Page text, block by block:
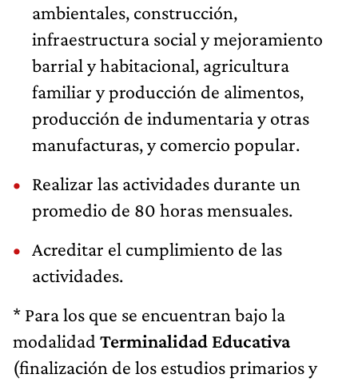
ambientales, construcción,
infraestructura social y mejoramiento
barrial y habitacional, agricultura
familiar y producción de alimentos,
producción de indumentaria y otras
manufacturas, y comercio popular.
Realizar las actividades durante un
promedio de 80 horas mensuales.
Acreditar el cumplimiento de las
actividades.
* Para los que se encuentran bajo la
modalidad Terminalidad Educativa
(finalización de los estudios primarios y